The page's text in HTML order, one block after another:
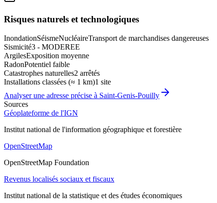
Risques naturels et technologiques
InondationSéismeNucléaireTransport de marchandises dangereuses
Sismicité3 - MODEREE
ArgilesExposition moyenne
RadonPotentiel faible
Catastrophes naturelles2 arrêtés
Installations classées (≈ 1 km)1 site
Analyser une adresse précise à Saint-Genis-Pouilly
Sources
Géoplateforme de l'IGN
Institut national de l'information géographique et forestière
OpenStreetMap
OpenStreetMap Foundation
Revenus localisés sociaux et fiscaux
Institut national de la statistique et des études économiques